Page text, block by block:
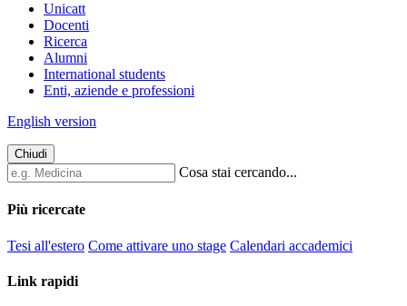
Unicatt
Docenti
Ricerca
Alumni
International students
Enti, aziende e professioni
English version
Chiudi
Cosa stai cercando...
Più ricercate
Tesi all'estero Come attivare uno stage Calendari accademici
Link rapidi